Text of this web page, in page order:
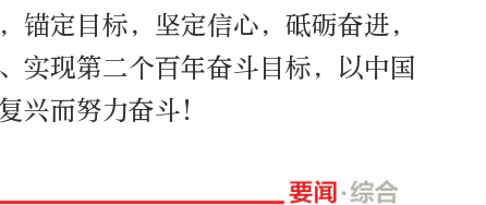
锚定目标，坚定信心，砥砺奋进，
实现第二个百年奋斗目标，以中国
兴而努力奋斗！